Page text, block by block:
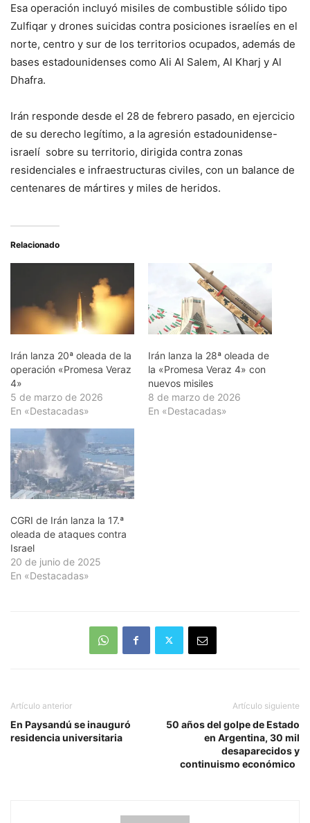
Esa operación incluyó misiles de combustible sólido tipo
Zulfiqar y drones suicidas contra posiciones israelíes en el
norte, centro y sur de los territorios ocupados, además de
bases estadounidenses como Ali Al Salem, Al Kharj y Al
Dhafra.
Irán responde desde el 28 de febrero pasado, en ejercicio
de su derecho legítimo, a la agresión estadounidense-
israelí sobre su territorio, dirigida contra zonas
residenciales e infraestructuras civiles, con un balance de
centenares de mártires y miles de heridos.
Relacionado
Irán lanza 20ª oleada de la
operación «Promesa Veraz
4»
5 de marzo de 2026
En «Destacadas»
Irán lanza la 28ª oleada de
la «Promesa Veraz 4» con
nuevos misiles
8 de marzo de 2026
En «Destacadas»
CGRI de Irán lanza la 17.ª
oleada de ataques contra
Israel
20 de junio de 2025
En «Destacadas»
Artículo anterior
En Paysandú se inauguró
residencia universitaria
Artículo siguiente
50 años del golpe de Estado
en Argentina, 30 mil
desaparecidos y
continuismo económico